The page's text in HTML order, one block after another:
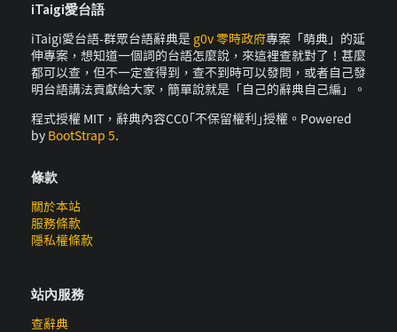
iTaigi愛台語
iTaigi愛台語-群眾台語辭典是 g0v 零時政府專案「萌典」的延
伸專案，想知道一個詞的台語怎麼說，來這裡查就對了！甚麼
都可以查，但不一定查得到，查不到時可以發問，或者自己發
明台語講法貢獻給大家，簡單說就是「自己的辭典自己編」。
程式授權 MIT，辭典內容CC0｢不保留權利｣授權。Powered
by BootStrap 5.
條款
關於本站
服務條款
隱私權條款
站內服務
查辭典